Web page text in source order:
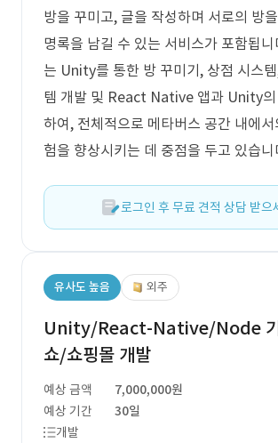
방을 꾸미고, 글을 작성하며 서로의 방
명록을 남길 수 있는 서비스가 포함됩니
는 Unity를 통한 방 꾸미기, 상점 시스
템 개발 및 React Native 앱과 Unity의
하여, 전체적으로 메타버스 공간 내에서
험을 향상시키는 데 중점을 두고 있습니
로그인 후 무료 견적 상담 받으
유사도 높음 외주
Unity/React-Native/Node 기
쇼/쇼핑몰 개발
예상 금액
7,000,000원
예상 기간
30일
개발